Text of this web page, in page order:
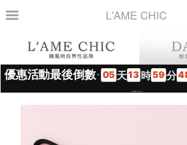
L'AME CHIC